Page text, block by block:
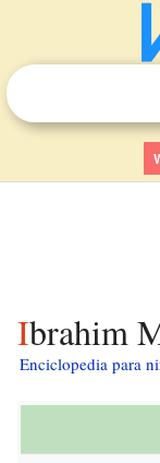
Ibrahim
Enciclopedia para